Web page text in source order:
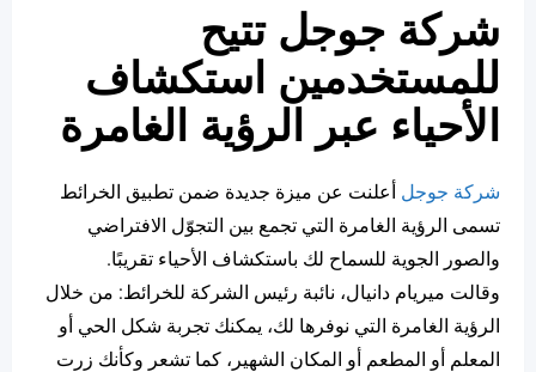
شركة جوجل تتيح
للمستخدمين استكشاف
الأحياء عبر الرؤية الغامرة
شركة جوجل أعلنت عن ميزة جديدة ضمن تطبيق الخرائط
تسمى الرؤية الغامرة التي تجمع بين التجوّل الافتراضي
والصور الجوية للسماح لك باستكشاف الأحياء تقريبًا.
وقالت ميريام دانيال، نائبة رئيس الشركة للخرائط: من خلال
الرؤية الغامرة التي نوفرها لك، يمكنك تجربة شكل الحي أو
المعلم أو المطعم أو المكان الشهير، كما تشعر وكأنك زرت